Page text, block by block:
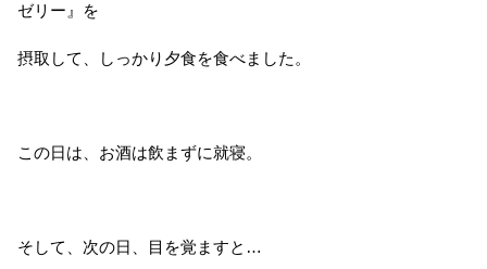
ゼリー』を
摂取して、しっかり夕食を食べました。
この日は、お酒は飲まずに就寝。
そして、次の日、目を覚ますと…